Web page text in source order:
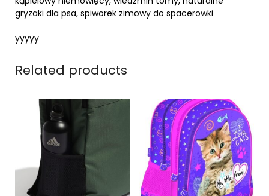
gryzaki dla psa, spiworek zimowy do spacerowki
yyyyy
Related products